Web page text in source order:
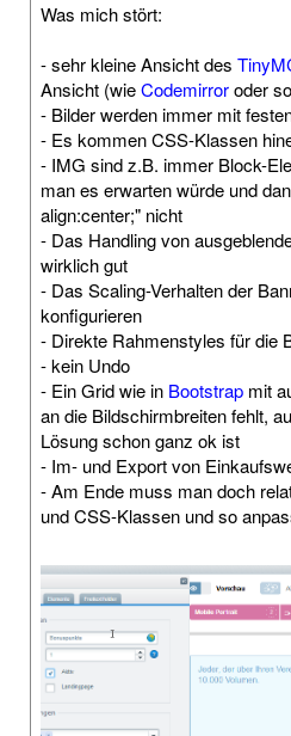
Was mich stört:
- sehr kleine Ansicht des
Ansicht (wieCodemirroroder
- Bilder werden immer mit
- Es kommen CSS-Klassen
- IMG sind z.B. immer Block-
man es erwarten würde und
align:center;" nicht
- Das Handling von
wirklich gut
- Das Scaling-Verhalten der
konfigurieren
- Direkte Rahmenstyles für die
- kein Undo
- Ein Grid wie in Bootstrap mit
an die Bildschirmbreiten fehlt,
Lösung schon ganz ok ist
- Im- und Export von
- Am Ende muss man doch
und CSS-Klassen und so